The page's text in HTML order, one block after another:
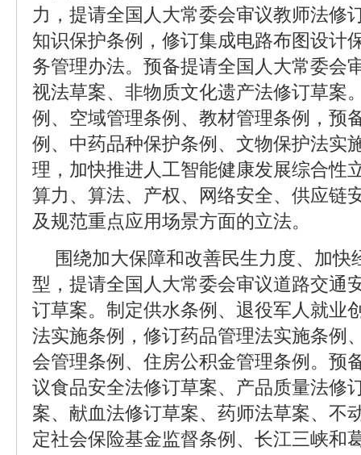
力，提请全国人大常委会审议教师法修
知识保护条例，修订集成电路布图设计
务管理办法。预备提请全国人大常委会
视法草案、非物质文化遗产法修订草案
例、空域管理条例、教材管理条例，预
例、中药品种保护条例、文物保护法实
理，加快推进人工智能健康发展综合性
算力、算法、产权、网络安全、供应链
及规范重点应用场景方面的立法。
围绕加大保障和改善民生力度、加快
型，提请全国人大常委会审议道路交通
订草案。制定供水条例、退役军人就业
法实施条例，修订药品管理法实施条例
会管理条例、住房公积金管理条例。预
议食品安全法修订草案、产品质量法修
案、献血法修订草案、药师法草案、不
定社会保险基金监督条例、长江三峡和